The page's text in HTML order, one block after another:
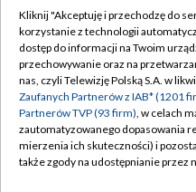
Abonament TVP
Emisja w TVP
Centrum informacji TVP
Naziemna Telewizja
Kliknij "Akceptuję i przechodzę do
korzystanie z technologii
dostęp do informacji na Twoim
przechowywanie oraz na
nas, czyli Telewizję Polską S.A. w
Zaufanych Partnerów z IAB* (1201
Partnerów TVP (93 firm), w celach
zautomatyzowanego dopasowania
mierzenia ich skuteczności) i
także zgody na udostępnianie przez